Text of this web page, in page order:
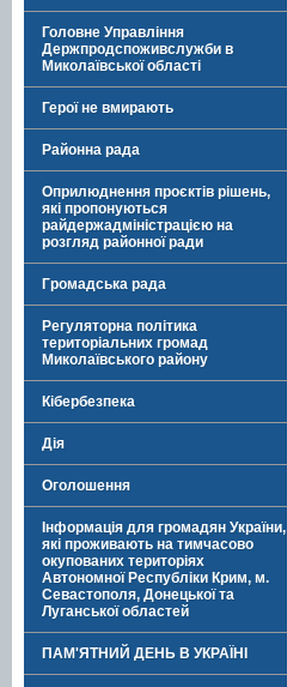
Головне Управління
Держпродспоживслужби в
Миколаївської області
Герої не вмирають
Районна рада
Оприлюднення проєктів рішень,
які пропонуються
райдержадміністрацією на
розгляд районної ради
Громадська рада
Регуляторна політика
територіальних громад
Миколаївського району
Кібербезпека
Дія
Оголошення
Інформація для громадян України,
які проживають на тимчасово
окупованих територіях
Автономної Республіки Крим, м.
Севастополя, Донецької та
Луганської областей
ПАМ'ЯТНИЙ ДЕНЬ В УКРАЇНІ